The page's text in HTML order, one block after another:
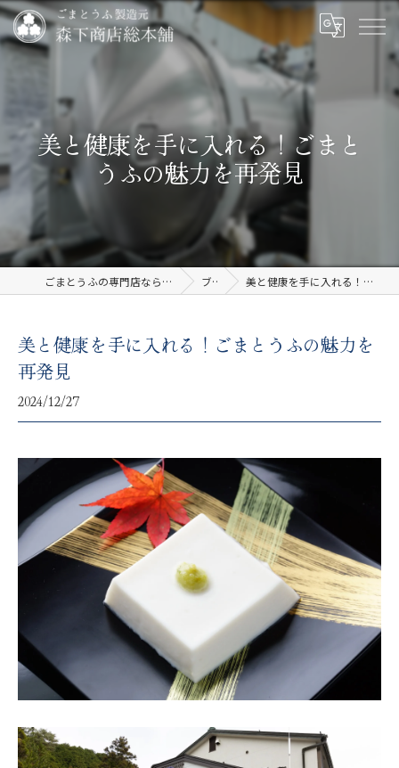
美と健康を手に入れる！ごまと
うふの魅力を再発見
ごまとうふの専門店なら有限会社森下商店総本舗 ブログ 美と健康を手に入れる！ごまとうふの魅力を再発見
美と健康を手に入れる！ごまとうふの魅力を
再発見
2024/12/27